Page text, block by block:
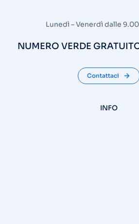
Lunedì – Venerdì dalle
NUMERO VERDE
Contattaci
INFO